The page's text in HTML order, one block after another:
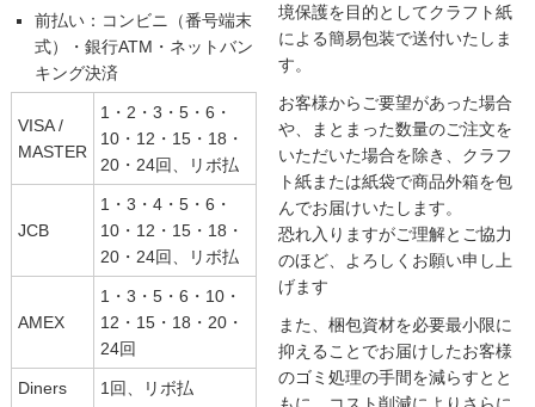
前払い：コンビニ（番号端末
式）・銀行ATM・ネットバン
キング決済
VISA /
MASTER
1・2・3・5・6・
10・12・15・18・
20・24回、リボ払
JCB
1・3・4・5・6・
10・12・15・18・
20・24回、リボ払
AMEX
1・3・5・6・10・
12・15・18・20・
24回
Diners 1回、リボ払
境保護を目的としてクラフト紙
による簡易包装で送付いたしま
す。
お客様からご要望があった場合
や、まとまった数量のご注文を
いただいた場合を除き、クラフ
ト紙または紙袋で商品外箱を包
んでお届けいたします。
恐れ入りますがご理解とご協力
のほど、よろしくお願い申し上
げます
また、梱包資材を必要最小限に
抑えることでお届けしたお客様
のゴミ処理の手間を減らすとと